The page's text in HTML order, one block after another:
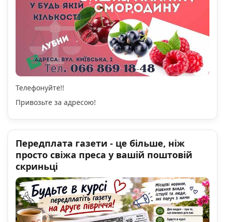
Телефонуйте!!
Привозьте за адресою!
Передплата газети - це більше, ніж
просто свіжа преса у вашій поштовій
скриньці